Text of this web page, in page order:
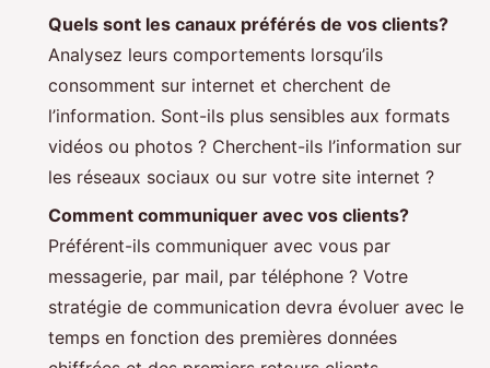
Quels sont les canaux préférés de vos clients?
Analysez leurs comportements lorsqu’ils
consomment sur internet et cherchent de
l’information. Sont-ils plus sensibles aux formats
vidéos ou photos ? Cherchent-ils l’information sur
les réseaux sociaux ou sur votre site internet ?
Comment communiquer avec vos clients?
Préférent-ils communiquer avec vous par
messagerie, par mail, par téléphone ? Votre
stratégie de communication devra évoluer avec le
temps en fonction des premières données